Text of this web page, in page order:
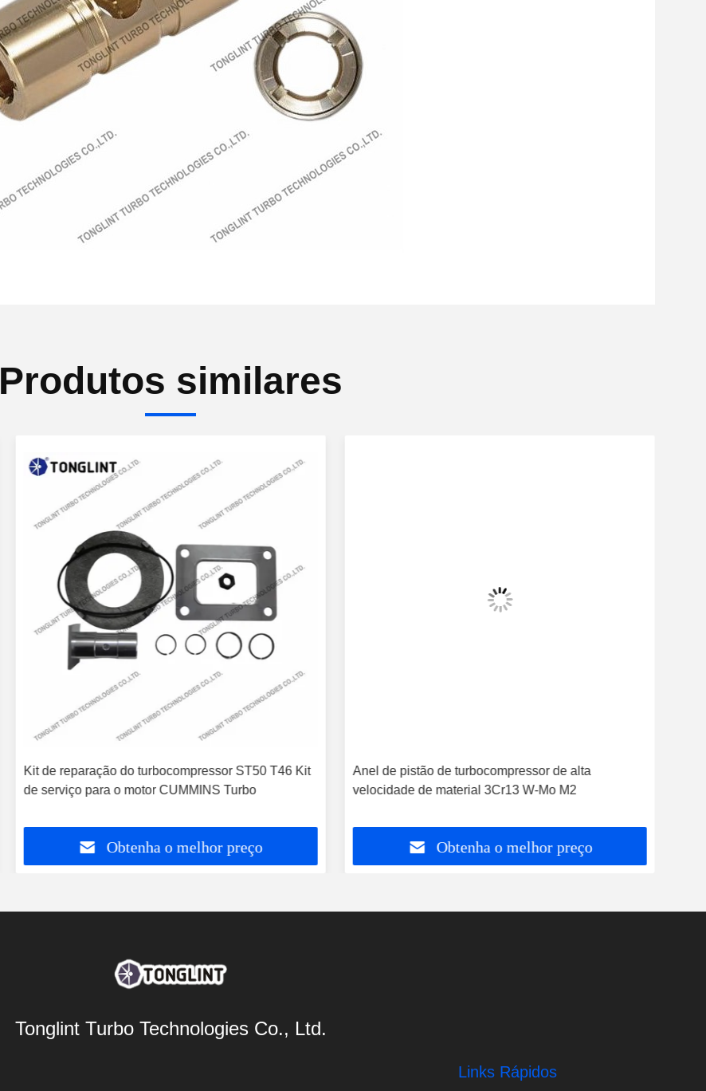
Produtos similares
Kit de reparação do turbocompressor ST50 T46 Kit
de serviço para o motor CUMMINS Turbo
Obtenha o melhor preço
Anel de pistão de turbocompressor de alta
velocidade de material 3Cr13 W-Mo M2
Obtenha o melhor preço
Tonglint Turbo Technologies Co., Ltd.
Links Rápidos